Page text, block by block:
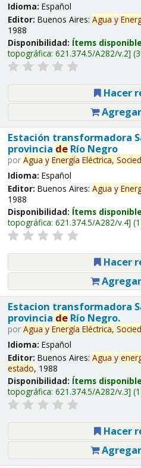
Idioma: Español
Editor: Buenos Aires: Agua y
1988
Disponibilidad: Ítems
topográfica: 621.374.5/A282/v.2
Hacer
Estación transformadora
provincia deRío Negro
por Agua y Energía Eléctrica,
Idioma: Español
Editor: Buenos Aires: Agua y
1988
Disponibilidad: Ítems
topográfica: 621.374.5/A282/v.4
Hacer
Estacion transformadora
provincia deRío Negro.
por Agua y Energía Eléctrica,
Idioma: Español
Editor: Buenos Aires: Agua y
estado, 1988
Disponibilidad: Ítems
topográfica: 621.374.5/A282/v.3
Hacer